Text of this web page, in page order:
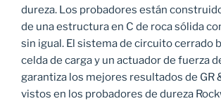
dureza. Los probadores están
de una estructura en C de roca sólida
sin igual. El sistema de circuito cerrado
celda de carga y un actuador de fuerza
garantiza los mejores resultados de GR
vistos en los probadores de dureza